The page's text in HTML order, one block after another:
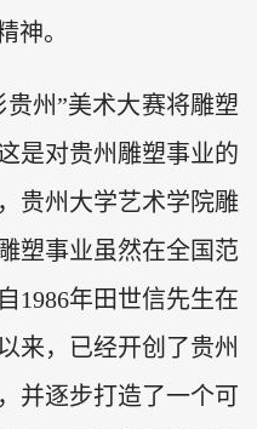
神。
州”美术大赛将雕塑
是对贵州雕塑事业的
贵州大学艺术学院雕
塑事业虽然在全国范
1986年田世信先生在
来，已经开创了贵州
并逐步打造了一个可